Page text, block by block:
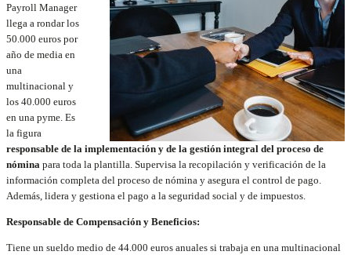
Payroll Manager
llega a rondar los
50.000 euros por
año de media en
una
multinacional y
los 40.000 euros
en una pyme. Es
la figura
responsable de la implementación y de la gestión integral del proceso de
nómina para toda la plantilla. Supervisa la recopilación y verificación de la
información completa del proceso de nómina y asegura el control de pago.
Además, lidera y gestiona el pago a la seguridad social y de impuestos.
Responsable de Compensación y Beneficios:
Tiene un sueldo medio de 44.000 euros anuales si trabaja en una multinacional